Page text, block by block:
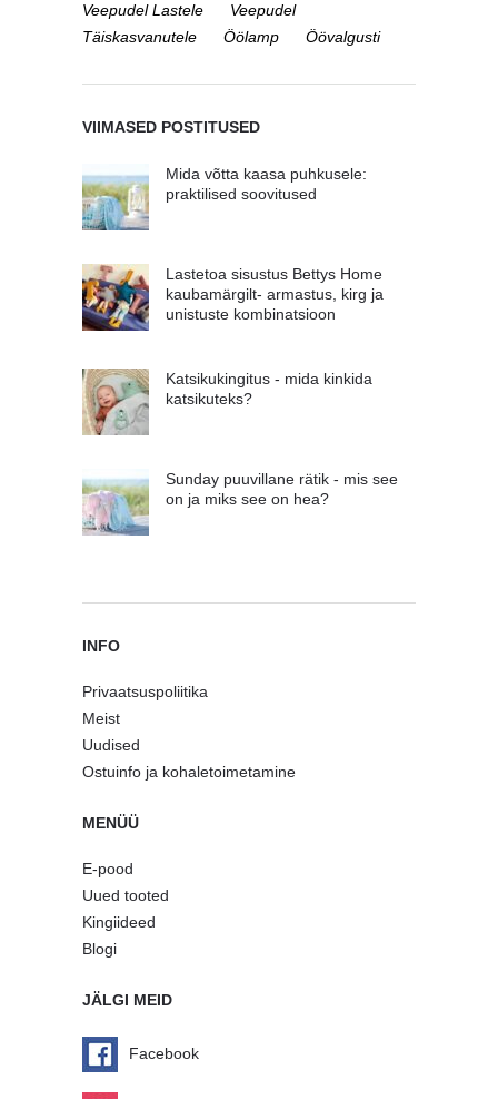
Veepudel Lastele
Veepudel
Täiskasvanutele
Öölamp Öövalgusti
VIIMASED POSTITUSED
Mida võtta kaasa puhkusele:
praktilised soovitused
Lastetoa sisustus Bettys Home
kaubamärgilt- armastus, kirg ja
unistuste kombinatsioon
Katsikukingitus - mida kinkida
katsikuteks?
Sunday puuvillane rätik - mis see
on ja miks see on hea?
INFO
Privaatsuspoliitika
Meist
Uudised
Ostuinfo ja kohaletoimetamine
MENÜÜ
E-pood
Uued tooted
Kingiideed
Blogi
JÄLGI MEID
Facebook